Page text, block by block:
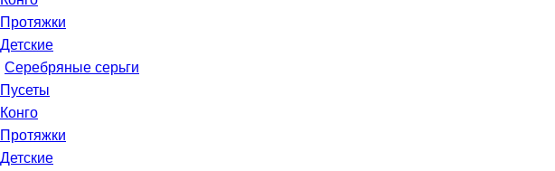
Протяжки
Детские
Серебряные серьги
Пусеты
Конго
Протяжки
Детские